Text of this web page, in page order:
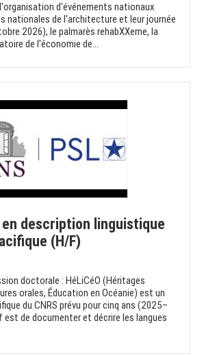
d'événements nationaux
nationales de l'architecture et leur journée
2026), le palmarès rehabXXeme, la
de l'économie de...
en description linguistique
(H/F)
doctorale : HéLiCéO (Héritages
orales, Éducation en Océanie) est un
du CNRS prévu pour cinq ans (2025–
de documenter et décrire les langues